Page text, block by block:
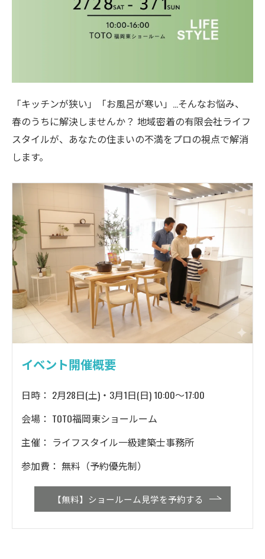
「キッチンが狭い」「お風呂が寒い」…そんなお悩み、
春のうちに解決しませんか？ 地域密着の有限会社ライフ
スタイルが、あなたの住まいの不満をプロの視点で解消
します。
イベント開催概要
日時： 2月28日(土)・3月1日(日) 10:00〜17:00
会場： TOTO福岡東ショールーム
主催： ライフスタイル一級建築士事務所
参加費： 無料（予約優先制）
【無料】ショールーム見学を予約する